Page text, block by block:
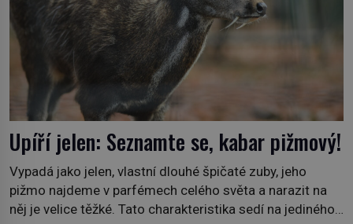
Upíří jelen: Seznamte se, kabar pižmový!
Vypadá jako jelen, vlastní dlouhé špičaté zuby, jeho
pižmo najdeme v parfémech celého světa a narazit na
něj je velice těžké. Tato charakteristika sedí na jediného